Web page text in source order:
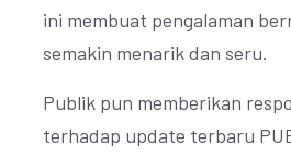
ini membuat pengalaman
semakin menarik dan seru.
Publik pun memberikan
terhadap update terbaru